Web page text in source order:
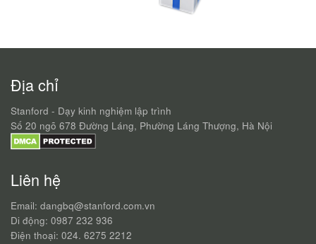
Địa chỉ
Stanford - Dạy kinh nghiệm lập trình
Số 20 ngõ 678 Đường Láng, Phường Láng Thượng, Hà Nội
Liên hệ
Email: dangbq@stanford.com.vn
Di động: 0987 232 936
Điện thoại: 024. 6275 2212